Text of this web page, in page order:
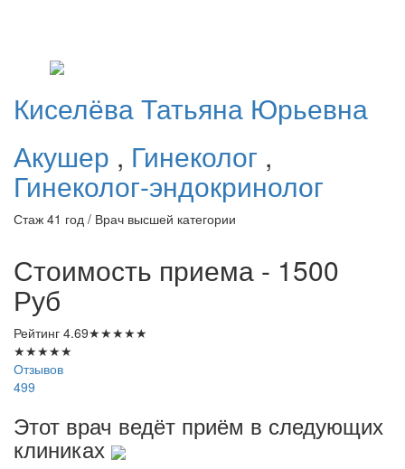
КиселёваТатьяна Юрьевна
Акушер , Гинеколог ,
Гинеколог-эндокринолог
Стаж 41 год / Врач высшей категории
Стоимость приема - 1500
Руб
Рейтинг 4.69★★★★★
★★★★★
Отзывов
499
Этот врач ведёт приём в следующих
клиниках